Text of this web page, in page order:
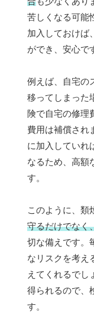
苦しくなる可能
加入しておけば、
ができ、安心で
例えば、自宅の
移ってしまった
険で自宅の修理
費用は補償され
に加入していれ
なるため、高額
す。
このように、類
守るだけでなく
切な備えです。
なリスクを考え
えてくれるでし
得られるので、
す。